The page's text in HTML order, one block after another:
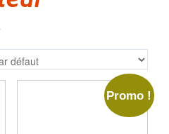
Promo !